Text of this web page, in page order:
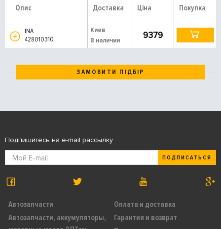
Опис Доставка Ціна Покупка
INA
428010310
Киев
В наличии
9379
ЗАМОВИТИ ПІДБІР
Автозапчасти
Автозапчасти, аккумуляторы,
Оплата и доставка
Гарантия и возврат
Подпишитесь на e-mail рассылку
ПОДПИСАТЬСЯ